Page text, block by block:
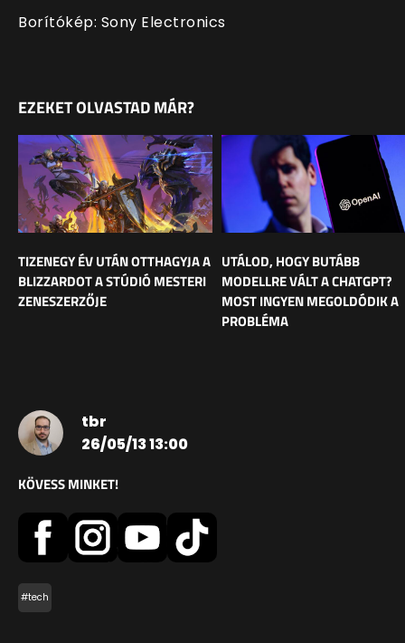
Borítókép: Sony Electronics
EZEKET OLVASTAD MÁR?
TIZENEGY ÉV UTÁN OTTHAGYJA A
BLIZZARDOT A STÚDIÓ MESTERI
ZENESZERZŐJE
UTÁLOD, HOGY BUTÁBB
MODELLRE VÁLT A CHATGPT?
MOST INGYEN MEGOLDÓDIK A
PROBLÉMA
tbr
26/05/13 13:00
KÖVESS MINKET!
#tech